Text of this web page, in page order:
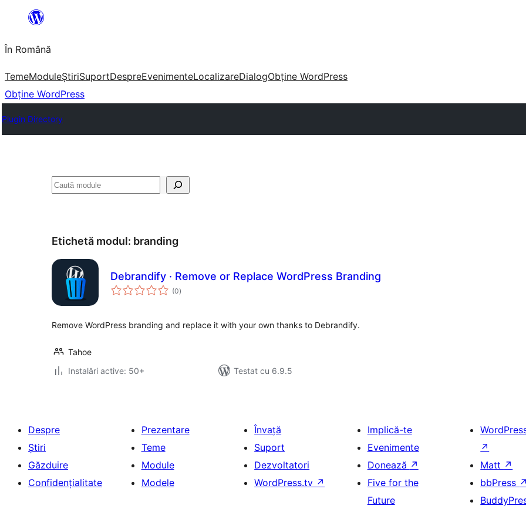
conținut
În Română
TemeModuleȘtiriSuportDespreEvenimenteLocalizareDialogObține WordPress
Obține WordPress
Plugin Directory
Caută
Etichetă modul: branding
Debrandify · Remove or Replace WordPress Branding
(0total
aprecieri
)
Remove WordPress branding and replace it with your own thanks to Debrandify.
Tahoe
Instalări active: 50+
Testat cu 6.9.5
Despre
Știri
Găzduire
Confidențialitate
Prezentare
Teme
Module
Modele
Învață
Suport
Dezvoltatori
WordPress.tv ↗
Implică-te
Evenimente
Donează ↗
Five for the
Future
↗
Matt ↗
bbPress ↗